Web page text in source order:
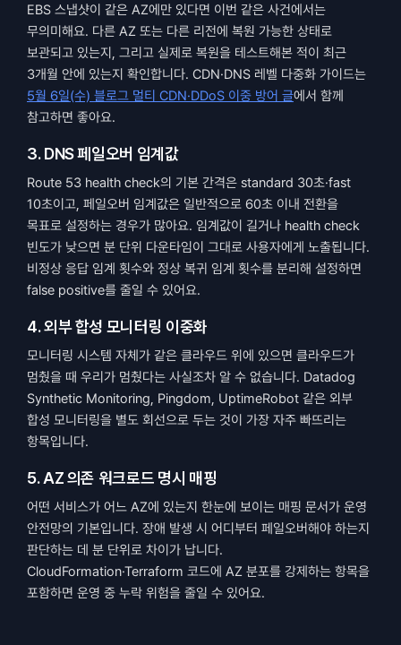
EBS 스냅샷이 같은 AZ에만 있다면 이번 같은 사건에서는
무의미해요. 다른 AZ 또는 다른 리전에 복원 가능한 상태로
보관되고 있는지, 그리고 실제로 복원을 테스트해본 적이 최근
5월 6일(수) 블로그 멀티 CDN·DDoS 이중 방어 글에서 함께
참고하면 좋아요.
3. DNS 페일오버 임계값
Route 53 health check의 기본 간격은 standard 30초·fast
10초이고, 페일오버 임계값은 일반적으로 60초 이내 전환을
목표로 설정하는 경우가 많아요. 임계값이 길거나 health check
빈도가 낮으면 분 단위 다운타임이 그대로 사용자에게 노출됩니다.
비정상 응답 임계 횟수와 정상 복귀 임계 횟수를 분리해 설정하면
false positive를 줄일 수 있어요.
4. 외부 합성 모니터링 이중화
모니터링 시스템 자체가 같은 클라우드 위에 있으면 클라우드가
멈췄을 때 우리가 멈췄다는 사실조차 알 수 없습니다. Datadog
Synthetic Monitoring, Pingdom, UptimeRobot 같은 외부
합성 모니터링을 별도 회선으로 두는 것이 가장 자주 빠뜨리는
항목입니다.
5. AZ 의존 워크로드 명시 매핑
어떤 서비스가 어느 AZ에 있는지 한눈에 보이는 매핑 문서가 운영
안전망의 기본입니다. 장애 발생 시 어디부터 페일오버해야 하는지
판단하는 데 분 단위로 차이가 납니다.
CloudFormation·Terraform 코드에 AZ 분포를 강제하는 항목을
포함하면 운영 중 누락 위험을 줄일 수 있어요.